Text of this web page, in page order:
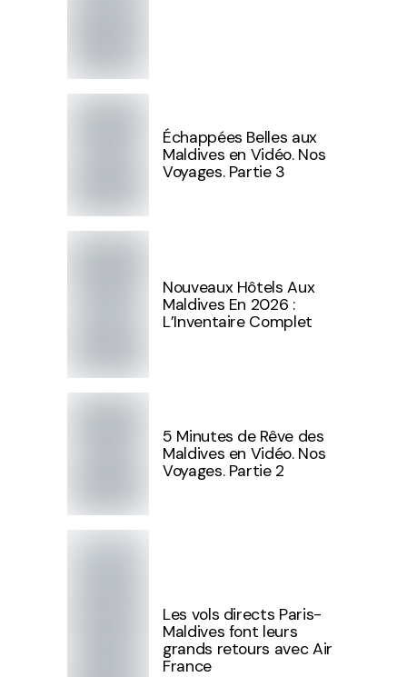
Échappées Belles aux
Maldives en Vidéo. Nos
Voyages. Partie 3
Nouveaux Hôtels Aux
Maldives En 2026 :
L’Inventaire Complet
5 Minutes de Rêve des
Maldives en Vidéo. Nos
Voyages. Partie 2
Les vols directs Paris-
Maldives font leurs
grands retours avec Air
France